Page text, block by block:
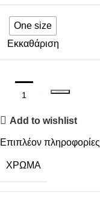
One size
Εκκαθάριση
Add to wishlist
Επιπλέον πληροφορίες
ΧΡΏΜΑ